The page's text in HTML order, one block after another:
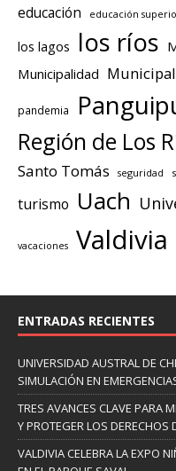
educación educación
los lagos los ríos
Municipalidad
pandemia
Región de Los
Santo Tomás seguridad
turismo Uach
vacaciones Valdivia
ENTRADAS RECIENTES
UNIVERSIDAD AUSTRAL DE
SIMULACIÓN EN
TRES AVANCES CLAVE PARA
Y PROTEGER LOS DERECHOS
VALDIVIA CELEBRA LA EXPO